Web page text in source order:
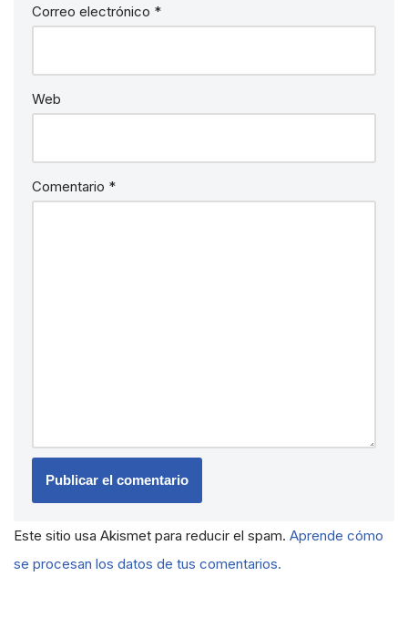
Correo electrónico *
Web
Comentario *
Este sitio usa Akismet para reducir el spam. Aprende cómo
se procesan los datos de tus comentarios.